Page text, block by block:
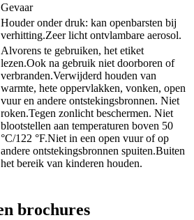
Gevaar
Houder onder druk: kan openbarsten bij
verhitting.Zeer licht ontvlambare aerosol.
Alvorens te gebruiken, het etiket
lezen.Ook na gebruik niet doorboren of
verbranden.Verwijderd houden van
warmte, hete oppervlakken, vonken, open
vuur en andere ontstekingsbronnen. Niet
roken.Tegen zonlicht beschermen. Niet
blootstellen aan temperaturen boven 50
°C/122 °F.Niet in een open vuur of op
andere ontstekingsbronnen spuiten.Buiten
het bereik van kinderen houden.
brochures